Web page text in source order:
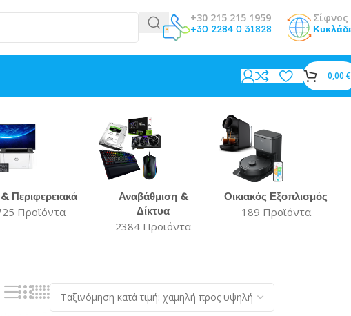
+30 215 215 1959
+30 2284 0 31828
Σίφνος
0,00 €
Περιφερειακά
Προϊόντα
Αναβάθμιση &
Δίκτυα
2384 Προϊόντα
Οικιακός Εξοπλισμός
189 Προϊόντα